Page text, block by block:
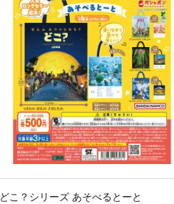
どこ？シリーズ あそべるとーと